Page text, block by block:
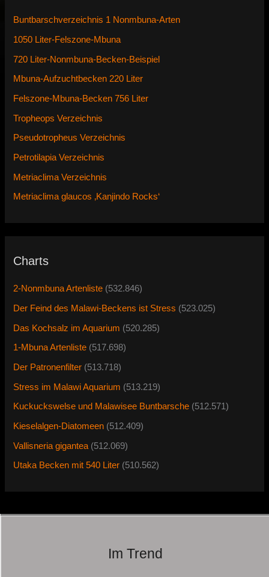
Buntbarschverzeichnis 1 Nonmbuna-Arten
1050 Liter-Felszone-Mbuna
720 Liter-Nonmbuna-Becken-Beispiel
Mbuna-Aufzuchtbecken 220 Liter
Felszone-Mbuna-Becken 756 Liter
Tropheops Verzeichnis
Pseudotropheus Verzeichnis
Petrotilapia Verzeichnis
Metriaclima Verzeichnis
Metriaclima glaucos ‚Kanjindo Rocks‘
Charts
2-Nonmbuna Artenliste (532.846)
Der Feind des Malawi-Beckens ist Stress (523.025)
Das Kochsalz im Aquarium (520.285)
1-Mbuna Artenliste (517.698)
Der Patronenfilter (513.718)
Stress im Malawi Aquarium (513.219)
Kuckuckswelse und Malawisee Buntbarsche (512.571)
Kieselalgen-Diatomeen (512.409)
Vallisneria gigantea (512.069)
Utaka Becken mit 540 Liter (510.562)
Im Trend